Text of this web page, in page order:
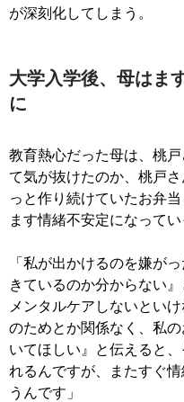
が深刻化してしまう。
大学入学後、母はま
に
教育熱心だった母は、桃
て気が抜けたのか、桃戸
っと作り続けていたお弁
ます情緒不安定になってい
「私が出かけるのを嫌が
きているのか分からない
メンタルケアしないとい
のためとか関係なく、私
いてほしい』と伝えると
れるんですが、またすぐ
うんです」